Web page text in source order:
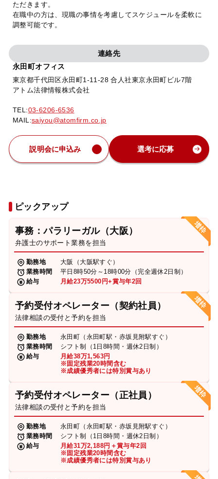
ただきます。
在職中の方は、現職の事情を考慮してスケジュールを柔軟に
調整可能です。
連絡先
永田町オフィス
東京都千代田区永田町1-11-28 合人社東京永田町ビル7階
アトム法律情報株式会社
TEL:03-6206-6536
MAIL:saiyou@atomfirm.co.jp
説明会に申込み 選考に応募
ピックアップ
事務：パラリーガル（大阪）
弁護士のサポート業務を担当
勤務地
大阪（大阪駅すぐ）
業務時間
平日8時50分～18時00分（完全週休2日制）
給与
月給23万5500円+賞与年2回
予約受付オペレーター（契約社員）
法律相談の受付と予約を担当
勤務地
永田町（永田町駅・赤坂見附駅すぐ）
業務時間
シフト制（1日8時間・週休2日制）
給与
月給38万1,563円
※固定残業20時間含む
※成績優秀者には特別賞与あり
予約受付オペレーター（正社員）
法律相談の受付と予約を担当
勤務地
永田町（永田町駅・赤坂見附駅すぐ）
業務時間
シフト制（1日8時間・週休2日制）
給与
月給31万2,188円＋賞与年2回
※固定残業20時間含む
※成績優秀者には特別賞与あり